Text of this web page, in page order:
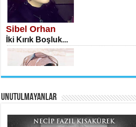
İSA KARATEPE
Ekranlar Arasında Kaybolan İnsan...
AHMET URFALI
Tahlil Denemesi...
Sibel Orhan
İki Kırık Boşluk...
Meral Yağmur
UNUTULMAYANLAR